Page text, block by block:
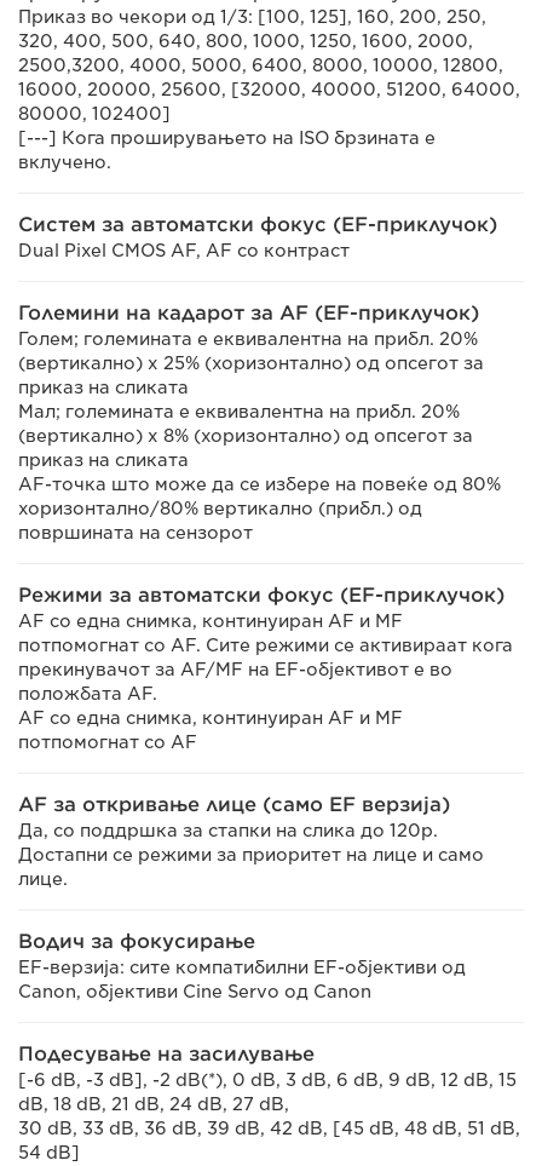
Приказ во чекори од 1/3: [100, 125], 160, 200, 250,
320, 400, 500, 640, 800, 1000, 1250, 1600, 2000,
2500,3200, 4000, 5000, 6400, 8000, 10000, 12800,
16000, 20000, 25600, [32000, 40000, 51200, 64000,
80000, 102400]
[---] Кога проширувањето на ISO брзината е
вклучено.
Систем за автоматски фокус (EF-приклучок)
Dual Pixel CMOS AF, AF со контраст
Големини на кадарот за AF (EF-приклучок)
Голем; големината е еквивалентна на прибл. 20%
(вертикално) x 25% (хоризонтално) од опсегот за
приказ на сликата
Мал; големината е еквивалентна на прибл. 20%
(вертикално) x 8% (хоризонтално) од опсегот за
приказ на сликата
AF-точка што може да се избере на повеќе од 80%
хоризонтално/80% вертикално (прибл.) од
површината на сензорот
Режими за автоматски фокус (EF-приклучок)
AF со една снимка, континуиран AF и MF
потпомогнат со AF. Сите режими се активираат кога
прекинувачот за AF/MF на EF-објективот е во
положбата AF.
AF со една снимка, континуиран AF и MF
потпомогнат со AF
AF за откривање лице (само EF верзија)
Да, со поддршка за стапки на слика до 120p.
Достапни се режими за приоритет на лице и само
лице.
Водич за фокусирање
EF-верзија: сите компатибилни EF-објективи од
Canon, објективи Cine Servo од Canon
Подесување на засилување
[-6 dB, -3 dB], -2 dB(*), 0 dB, 3 dB, 6 dB, 9 dB, 12 dB, 15
dB, 18 dB, 21 dB, 24 dB, 27 dB,
30 dB, 33 dB, 36 dB, 39 dB, 42 dB, [45 dB, 48 dB, 51 dB,
54 dB]